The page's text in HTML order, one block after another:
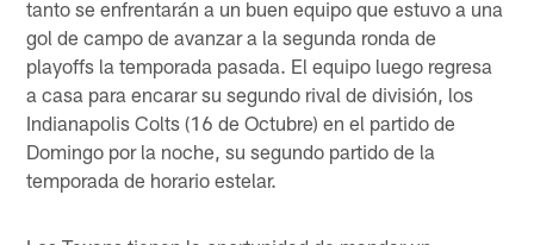
tanto se enfrentarán a un buen equipo que estuvo a una
gol de campo de avanzar a la segunda ronda de
playoffs la temporada pasada. El equipo luego regresa
a casa para encarar su segundo rival de división, los
Indianapolis Colts (16 de Octubre) en el partido de
Domingo por la noche, su segundo partido de la
temporada de horario estelar.